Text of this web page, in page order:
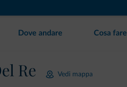
Dove andare Cosa fare
Re Vedi mappa